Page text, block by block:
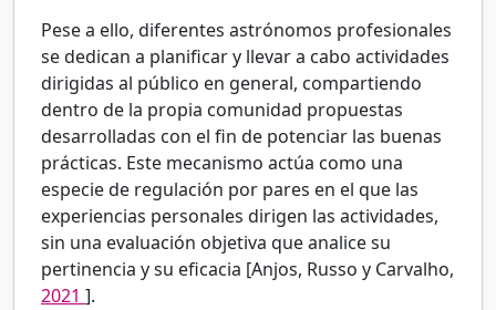
Pese a ello, diferentes astrónomos profesionales
se dedican a planificar y llevar a cabo actividades
dirigidas al público en general, compartiendo
dentro de la propia comunidad propuestas
desarrolladas con el fin de potenciar las buenas
prácticas. Este mecanismo actúa como una
especie de regulación por pares en el que las
experiencias personales dirigen las actividades,
sin una evaluación objetiva que analice su
pertinencia y su eficacia [Anjos, Russo y Carvalho,
2021 ].